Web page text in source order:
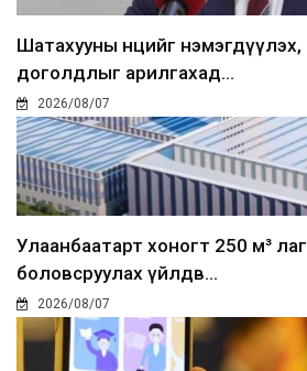
Шатахууны нөөцийг нэмэгдүүлэх,
доголдлыг арилгахад...
2026/08/07
Улаанбаатарт хоногт 250 м³ лаг
боловсруулах үйлдв...
2026/08/07